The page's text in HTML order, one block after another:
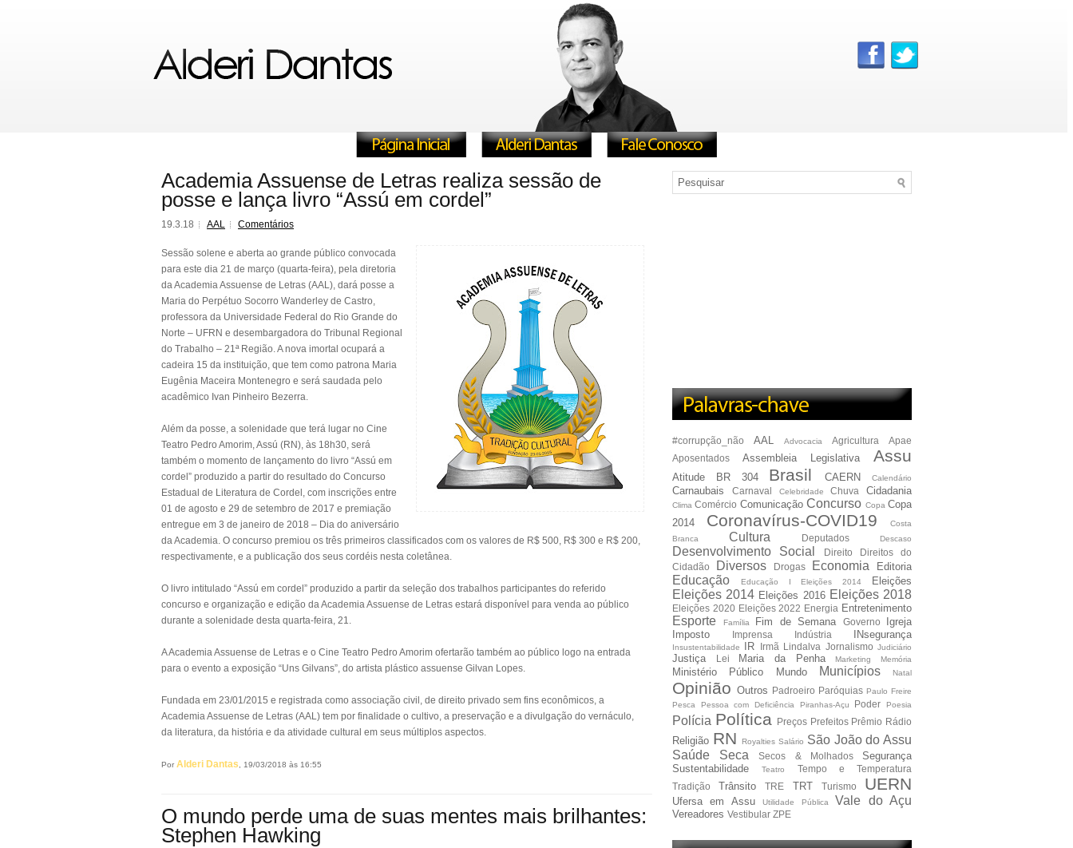
Academia Assuense de Letras realiza sessão de
posse e lança livro “Assú em cordel”
19.3.18 AAL Comentários
Sessão solene e aberta ao grande público convocada
para este dia 21 de março (quarta-feira), pela diretoria
da Academia Assuense de Letras (AAL), dará posse a
Maria do Perpétuo Socorro Wanderley de Castro,
professora da Universidade Federal do Rio Grande do
Norte – UFRN e desembargadora do Tribunal Regional
do Trabalho – 21ª Região. A nova imortal ocupará a
cadeira 15 da instituição, que tem como patrona Maria
Eugênia Maceira Montenegro e será saudada pelo
acadêmico Ivan Pinheiro Bezerra.
Além da posse, a solenidade que terá lugar no Cine
Teatro Pedro Amorim, Assú (RN), às 18h30, será
também o momento de lançamento do livro “Assú em
cordel” produzido a partir do resultado do Concurso
Estadual de Literatura de Cordel, com inscrições entre
01 de agosto e 29 de setembro de 2017 e premiação
entregue em 3 de janeiro de 2018 – Dia do aniversário
da Academia. O concurso premiou os três primeiros classificados com os valores de R$ 500, R$ 300 e R$ 200,
respectivamente, e a publicação dos seus cordéis nesta coletânea.
O livro intitulado “Assú em cordel” produzido a partir da seleção dos trabalhos participantes do referido
concurso e organização e edição da Academia Assuense de Letras estará disponível para venda ao público
durante a solenidade desta quarta-feira, 21.
A Academia Assuense de Letras e o Cine Teatro Pedro Amorim ofertarão também ao público logo na entrada
para o evento a exposição “Uns Gilvans”, do artista plástico assuense Gilvan Lopes.
​Fundada em 23/01/2015 e registrada como associação civil, de direito privado sem fins econômicos, a
Academia Assuense de Letras (AAL) tem por finalidade o cultivo, a preservação e a divulgação do vernáculo,
da literatura, da história e da atividade cultural em seus múltiplos aspectos.
Por Alderi Dantas , 19/03/2018 às 16:55
O mundo perde uma de suas mentes mais brilhantes:
Stephen Hawking
#corrupção_não AAL Advocacia Agricultura
Apae
Aposentados
Assembleia Legislativa Assu
Atitude BR 304 Brasil CAERN Calendário
Carnaubais Carnaval Celebridade Chuva Cidadania
Clima Comércio Comunicação Concurso Copa Copa
2014
Coronavírus-COVID19
Costa
Branca
Cultura Deputados Descaso
Desenvolvimento Social Direito
Direitos do
Cidadão
Diversos Drogas Economia Editoria
Educação Educação I Eleições 2014 Eleições
Eleições 2014 Eleições 2016 Eleições 2018
Eleições 2020 Eleições 2022 Energia Entretenimento
Esporte Família Fim de Semana Governo
Igreja
Imposto
Imprensa Indústria INsegurança
Insustentabilidade IR Irmã Lindalva Jornalismo Judiciário
Justiça Lei Maria da Penha Marketing Memória
Ministério Público Mundo Municípios Natal
Opinião Outros Padroeiro Paróquias Paulo Freire
Pesca
Pessoa com Deficiência Piranhas-Açu Poder Poesia
Polícia Política Preços Prefeitos Prêmio Rádio
Religião RN Royalties Salário São João do Assu
Saúde
Seca Secos & Molhados
Segurança
Sustentabilidade
Teatro
Tempo e Temperatura
Tradição
Trânsito TRE TRT Turismo UERN
Ufersa em Assu Utilidade Pública Vale do Açu
Vereadores Vestibular ZPE